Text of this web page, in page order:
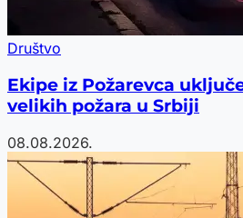
Društvo
Ekipe iz Požarevca
velikih požara u Srbiji
08.08.2026.